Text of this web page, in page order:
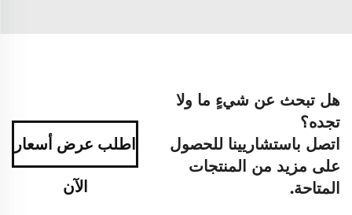
هل تبحث عن شيءٍ ما ولا
تجده؟
اتصل باستشاريينا للحصول
على مزيد من المنتجات
المتاحة.
اطلب عرض أسعار
الآن